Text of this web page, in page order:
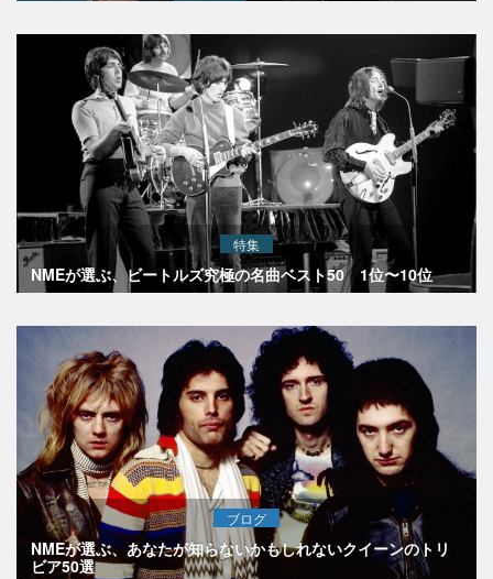
特集
NMEが選ぶ、ビートルズ究極の名曲ベスト50 1位〜10位
ブログ
NMEが選ぶ、あなたが知らないかもしれないクイーンのトリ
ビア50選